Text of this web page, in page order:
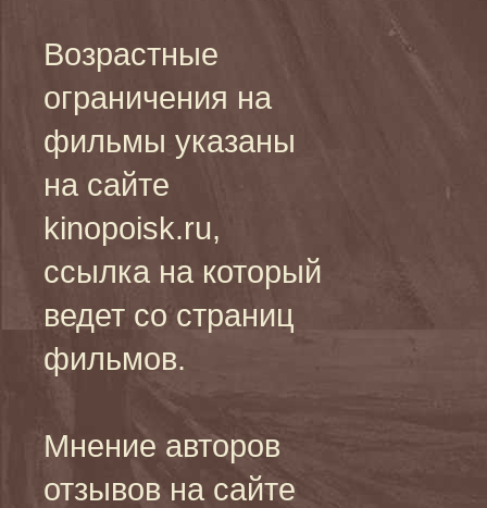
Возрастные
ограничения на
фильмы указаны
на сайте
kinopoisk.ru,
ссылка на который
ведет со страниц
фильмов.
Мнение авторов
отзывов на сайте